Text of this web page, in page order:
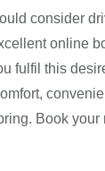
consider
online
fulfil this
Book your